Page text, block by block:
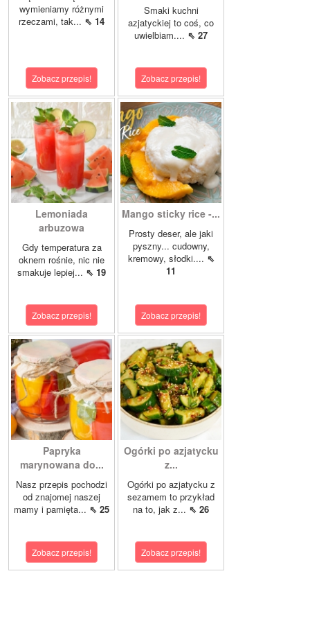
wymieniamy różnymi
rzeczami, tak... ⇖ 14
Zobacz przepis!
Smaki kuchni
azjatyckiej to coś, co
uwielbiam.... ⇖ 27
Zobacz przepis!
Lemoniada
arbuzowa
Gdy temperatura za
oknem rośnie, nic nie
smakuje lepiej... ⇖ 19
Zobacz przepis!
Mango sticky rice -...
Prosty deser, ale jaki
pyszny... cudowny,
kremowy, słodki.... ⇖
11
Zobacz przepis!
Papryka
marynowana do...
Nasz przepis pochodzi
od znajomej naszej
mamy i pamięta... ⇖ 25
Zobacz przepis!
Ogórki po azjatycku
z...
Ogórki po azjatycku z
sezamem to przykład
na to, jak z... ⇖ 26
Zobacz przepis!